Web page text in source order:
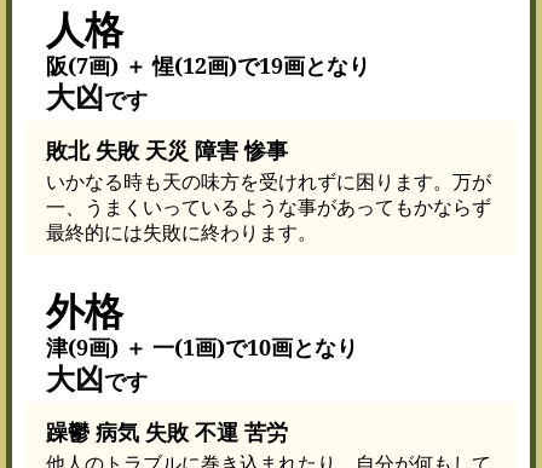
人格
阪(7画) ＋ 惺(12画)で19画となり
大凶です
敗北 失敗 天災 障害 惨事
いかなる時も天の味方を受けれずに困ります。万が
一、うまくいっているような事があってもかならず
最終的には失敗に終わります。
外格
津(9画) ＋ 一(1画)で10画となり
大凶です
躁鬱 病気 失敗 不運 苦労